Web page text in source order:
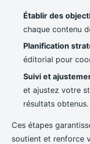
Établir des
chaque contenu
Planification
éditorial pour
Suivi et
et ajustez votre
résultats obtenus.
Ces étapes
soutient et renforce